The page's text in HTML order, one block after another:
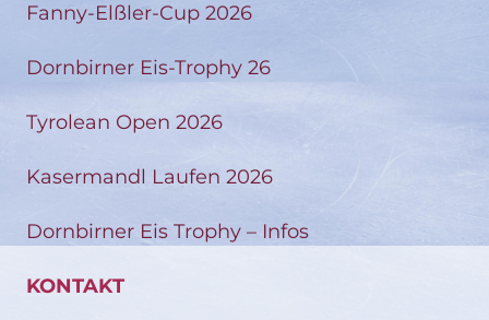
Fanny-Elßler-Cup 2026
Dornbirner Eis-Trophy 26
Tyrolean Open 2026
Kasermandl Laufen 2026
Dornbirner Eis Trophy – Infos
KONTAKT